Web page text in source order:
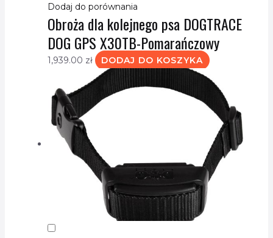
Dodaj do porównania
Obroża dla kolejnego psa DOGTRACE
DOG GPS X30TB-Pomarańczowy
1,939.00 zł DODAJ DO KOSZYKA